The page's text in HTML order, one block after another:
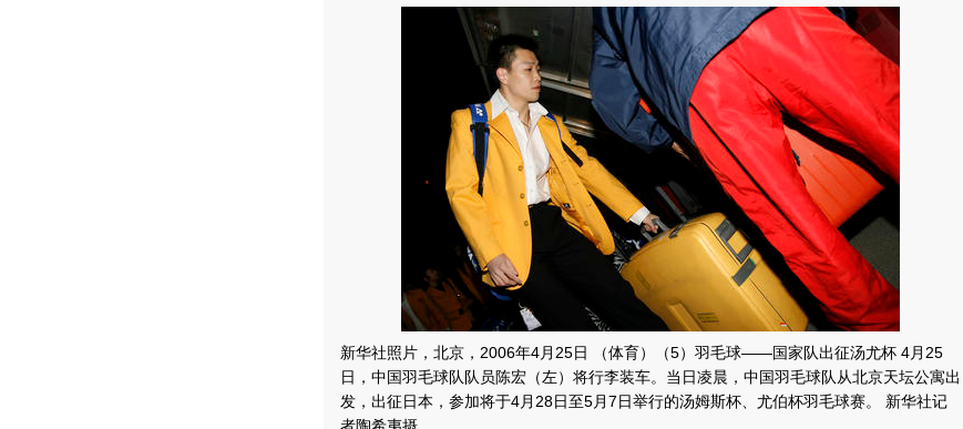
新华社照片，北京，2006年4月25日 （体育）（5）羽毛球――国家队出征汤尤杯 4月25
日，中国羽毛球队队员陈宏（左）将行李装车。当日凌晨，中国羽毛球队从北京天坛公寓出
发，出征日本，参加将于4月28日至5月7日举行的汤姆斯杯、尤伯杯羽毛球赛。 新华社记